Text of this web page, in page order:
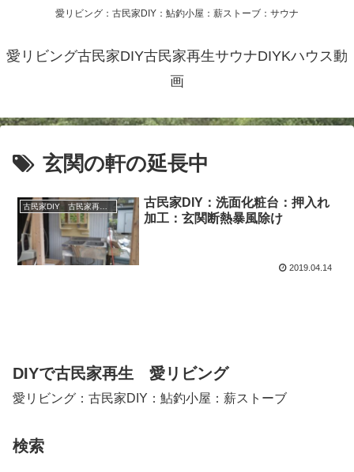
愛リビング：古民家DIY：鮎釣小屋：薪ストーブ：サウナ
愛リビング古民家DIY古民家再生サウナDIYKハウス動
画
玄関の軒の延長中
古民家DIY：洗面化粧台：押入れ
加工：玄関断熱暴風除け
2019.04.14
DIYで古民家再生 愛リビング
愛リビング：古民家DIY：鮎釣小屋：薪ストーブ
検索